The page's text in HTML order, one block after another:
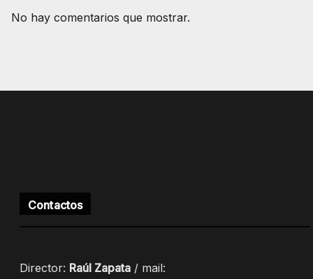
No hay comentarios que mostrar.
Contactos
Director: Raúl Zapata / mail: